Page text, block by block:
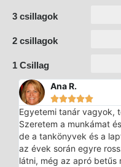
3 csillagok
2 csillagok
1 Csillag
Ana R.

Egyetemi tanár vagyok,
Szeretem a munkámat
de a tankönyvek és a
az évek során egyre
látni, még az apró betűs